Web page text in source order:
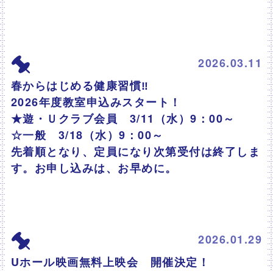
2026.03.11
春からはじめる健康習慣‼
2026年度教室申込みスタート！
★遊・Ｕクラブ会員 3/11（水）9：00～
☆一般 3/18（水）9：00～
先着順となり、定員になり次第受付は終了しま
す。お申し込みは、お早めに。
2026.01.29
Uホール映画無料上映会 開催決定！